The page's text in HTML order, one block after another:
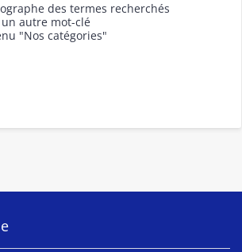
des termes recherchés
un autre mot-clé
"Nos catégories"